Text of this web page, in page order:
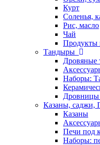
Курт
Соленья,
Рис, масло
Чай
Продукты
Тандыры
Дровяные
Наборы:
Дровницы
Казаны, саджи,
Казаны
Печи под
Наборы: